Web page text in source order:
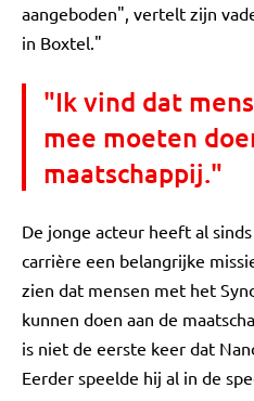
aangeboden", vertelt zijn
in Boxtel."
"Ik vind dat
mee moeten
maatschappij."
De jonge acteur heeft al
carrière een belangrijke
zien dat mensen met het
kunnen doen aan de
is niet de eerste keer dat
Eerder speelde hij al in de